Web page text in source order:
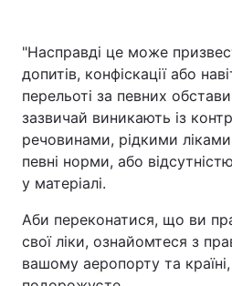
"Насправді це може
допитів, конфіскації або
перельоті за певних
зазвичай виникають із
речовинами, рідкими
певні норми, або
у матеріалі.
Аби переконатися, що ви
свої ліки, ознайомтеся з
вашому аеропорту та